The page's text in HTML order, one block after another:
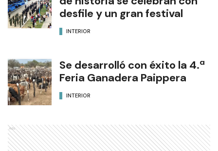
desfile y un gran festival
INTERIOR
Se desarrolló con éxito la 4.ª
Feria Ganadera Paippera
INTERIOR
Ads